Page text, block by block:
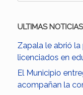
ULTIMAS NOTICIAS
Zapala le abrió
licenciados en
El Municipio
acompañan la